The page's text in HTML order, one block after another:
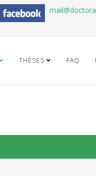
THÈSES FAQ